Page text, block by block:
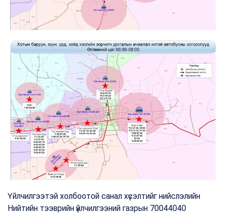
Үйлчилгээтэй холбоотой санал хүсэлтийг нийслэлийн
Нийтийн тээврийн үйлчилгээний газрын 70044040